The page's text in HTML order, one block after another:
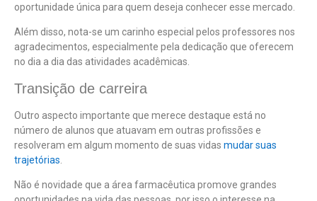
oportunidade única para quem deseja conhecer esse mercado.
Além disso, nota-se um carinho especial pelos professores nos
agradecimentos, especialmente pela dedicação que oferecem
no dia a dia das atividades acadêmicas.
Transição de carreira
Outro aspecto importante que merece destaque está no
número de alunos que atuavam em outras profissões e
resolveram em algum momento de suas vidas mudar suas
trajetórias
Não é novidade que a área farmacêutica promove grandes